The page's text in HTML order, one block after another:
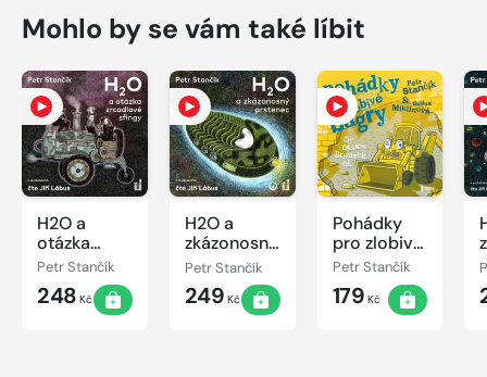
Mohlo by se vám také líbit
H2O a
otázka
zrcadlové
sfingy
Petr Stančík
248 Kč
H2O a
zkázonosný
prstenec
Petr Stančík
249 Kč
Pohádky
pro zlobivé
bagry
Petr Stančík
179 Kč